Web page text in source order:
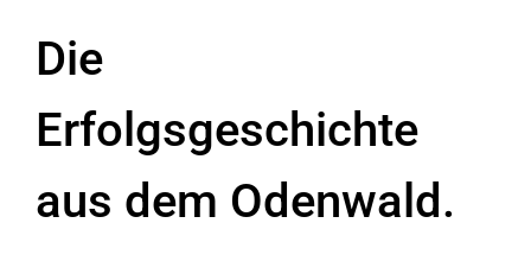
Die
Erfolgsgeschichte
aus dem Odenwald.